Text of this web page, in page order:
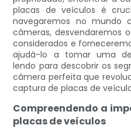
placas de veículos é
navegaremos no mundo
câmeras, desvendaremos
considerados e
ajudá-lo a tomar uma
lendo para descobrir os
câmera perfeita que
captura de placas de
Compreendendo a
placas de veículos